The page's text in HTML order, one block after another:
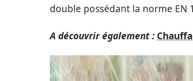
double possédant la norme
A découvrir également :